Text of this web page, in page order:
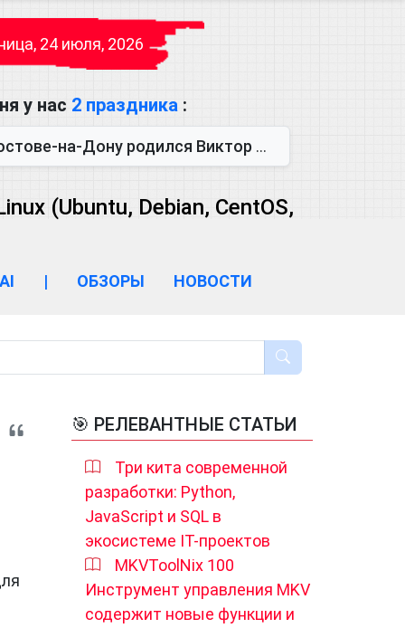
24 июля, 2026
у нас 2 праздника :
Виктор Михайлович Глушков. Под руководством Виктора Михайло...
(Ubuntu, Debian, CentOS,
AI | ОБЗОРЫ НОВОСТИ
🎯 РЕЛЕВАНТНЫЕ СТАТЬИ
Три кита современной
разработки: Python,
JavaScript и SQL в
экосистеме IT-проектов
MKVToolNix 100
Инструмент управления MKV
содержит новые функции и